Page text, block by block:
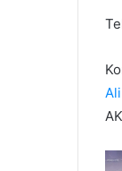
Ali